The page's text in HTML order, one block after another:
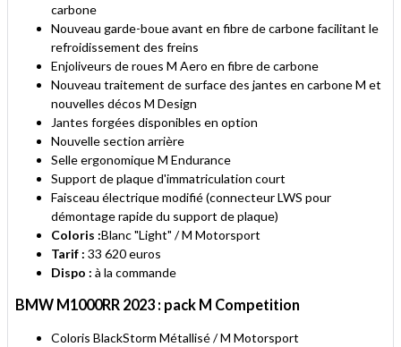
carbone
Nouveau garde-boue avant en fibre de carbone facilitant le
refroidissement des freins
Enjoliveurs de roues M Aero en fibre de carbone
Nouveau traitement de surface des jantes en carbone M et
nouvelles décos M Design
Jantes forgées disponibles en option
Nouvelle section arrière
Selle ergonomique M Endurance
Support de plaque d'immatriculation court
Faisceau électrique modifié (connecteur LWS pour
démontage rapide du support de plaque)
Coloris :Blanc "Light" / M Motorsport
Tarif : 33 620 euros
Dispo : à la commande
BMW M1000RR 2023 : pack M Competition
Coloris BlackStorm Métallisé / M Motorsport